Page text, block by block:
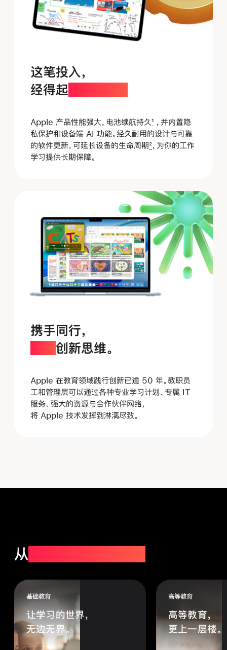
这笔投入，
经得起
Apple 产品性能强大，电池续航持久1 ，并内置隐
私保护和设备端 AI 功能。经久耐用的设计与可靠
的软件更新， 可延长设备的生命周期2， 为你的工作
学习提供长期保障。
携手同行，
创新思维。
Apple 在教育领域践行创新已逾 50 年。教职员
工和管理层可以通过各种专业学习计划、专属 IT
服务、强大的资源与合作伙伴网络，
将 Apple 技术发挥到淋漓尽致。
从
基础教育
让学习的世界，
无边无界。
高等教育
高等教育，
更上一层楼。